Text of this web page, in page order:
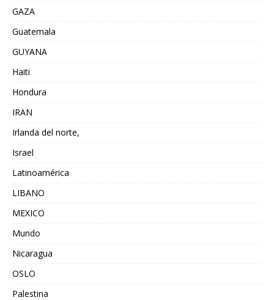
GAZA
Guatemala
GUYANA
Haiti
Hondura
IRAN
Irlanda del norte,
Israel
Latinoamérica
LIBANO
MEXICO
Mundo
Nicaragua
OSLO
Palestina